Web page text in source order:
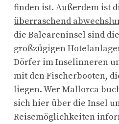
finden ist. Außerdem ist
überraschend
die Baleareninsel sind
großzügigen
Dörfer im Inselinneren
mit den Fischerbooten,
liegen. WerMallorca
sich hier über die Insel
Reisemöglichkeiten